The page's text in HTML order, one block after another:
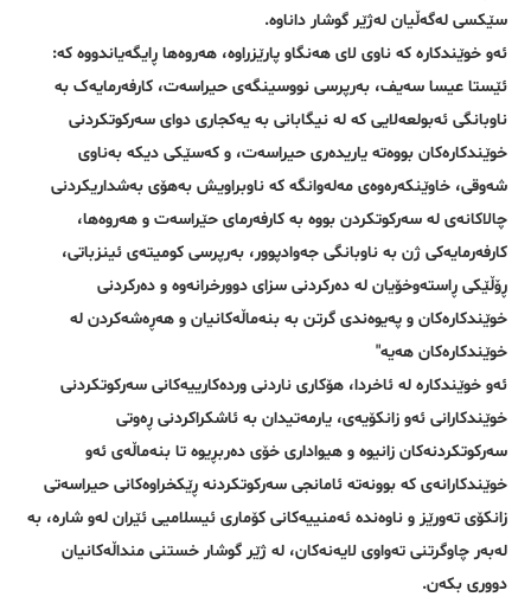
سێکسی لەگەڵیان لەژێر گوشار داناوە.
ئەو خوێندکارە کە ناوی لای هەنگاو پارێزراوە، هەروەها ڕایگەیاندووە کە:
ئێستا عیسا سەیف، بەرپرسی نووسینگەی حیراسەت، کارفەرمایەک بە
ناوبانگی ئەبولعەلایی کە لە نیگابانی بە یەکجاری دوای سەرکوتکردنی
خوێندکارەکان بووەتە یاریدەری حیراسەت، و کەسێکی دیکە بەناوی
شەوقی، خاوێنکەرەوەی مەلەوانگە کە ناوبراویش بەهۆی بەشداریکردنی
چالاکانەی لە سەرکوتکردن بووە بە کارفەرمای حێراسەت و هەروەها،
کارفەرمایەکی ژن بە ناوبانگی جەوادپوور، بەرپرسی کومیتەی ئینزباتی،
ڕۆڵێکی ڕاستەوخۆیان لە دەرکردنی سزای دوورخرانەوە و دەرکردنی
خوێندکارەکان و پەیوەندی گرتن بە بنەماڵەکانیان و هەڕەشەکردن لە
خوێندکارەکان هەیە"
ئەو خوێندکارە لە ئاخردا، هۆکاری ناردنی وردەکارییەکانی سەرکوتکردنی
خوێندکارانی ئەو زانکۆیەی، یارمەتیدان بە ئاشکراکردنی ڕەوتی
سەرکوتکردنەکان زانیوە و هیواداری خۆی دەربڕیوە تا بنەماڵەی ئەو
خوێندکارانەی کە بوونەتە ئامانجی سەرکوتکردنە ڕێکخراوەکانی حیراسەتی
زانکۆی تەورێز و ناوەندە ئەمنییەکانی کۆماری ئیسلامیی ئێران لەو شارە، بە
لەبەر چاوگرتنی تەواوی لایەنەکان، لە ژێر گوشار خستنی منداڵەکانیان
دووری بکەن.